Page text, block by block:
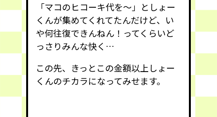
「マコのヒコーキ代を〜」としょー
くんが集めてくれてたんだけど、い
や何往復できんねん！ってくらいど
っさりみんな快く…
この先、きっとこの金額以上しょー
くんのチカラになってみせます。